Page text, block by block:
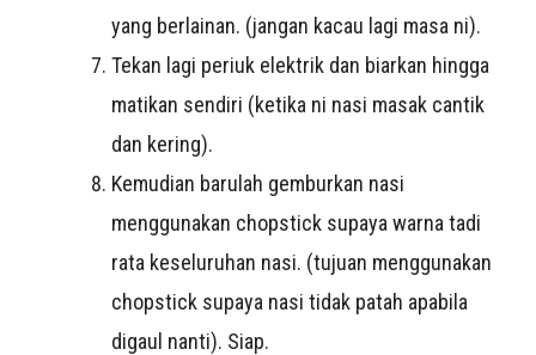
yang berlainan. (jangan kacau lagi masa ni).
Tekan lagi periuk elektrik dan biarkan hingga
matikan sendiri (ketika ni nasi masak cantik
dan kering).
Kemudian barulah gemburkan nasi
menggunakan chopstick supaya warna tadi
rata keseluruhan nasi. (tujuan menggunakan
chopstick supaya nasi tidak patah apabila
digaul nanti). Siap.